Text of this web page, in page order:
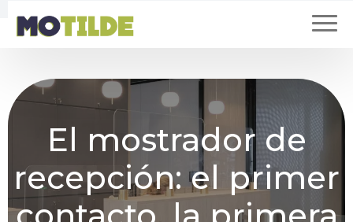
El mostrador de
recepción: el primer